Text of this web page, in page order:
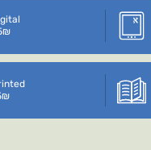
₪
₪